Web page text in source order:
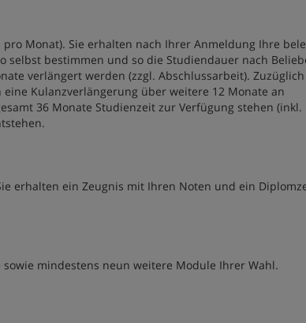
Monat). Sie erhalten nach Ihrer Anmeldung Ihre
bestimmen und so die Studiendauer nach
verlängert werden (zzgl. Abschlussarbeit).
Kulanzverlängerung über weitere 12 Monate an
36 Monate Studienzeit zur Verfügung stehen (inkl.
erhalten ein Zeugnis mit Ihren Noten und ein
mindestens neun weitere Module Ihrer Wahl.